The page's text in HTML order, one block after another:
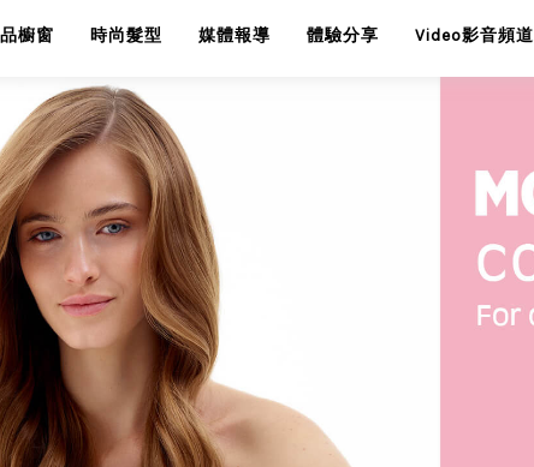
櫥窗 時尚髮型 媒體報導 體驗分享 Video影音頻道